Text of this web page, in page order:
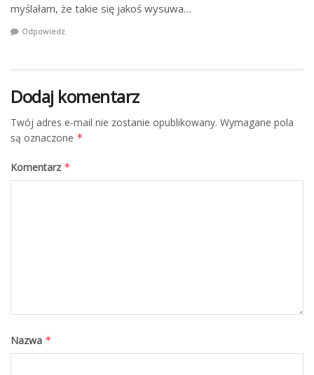
myślałam, że takie się jakoś wysuwa…
Odpowiedz
Dodaj komentarz
Twój adres e-mail nie zostanie opublikowany. Wymagane pola
są oznaczone *
Komentarz *
Nazwa *